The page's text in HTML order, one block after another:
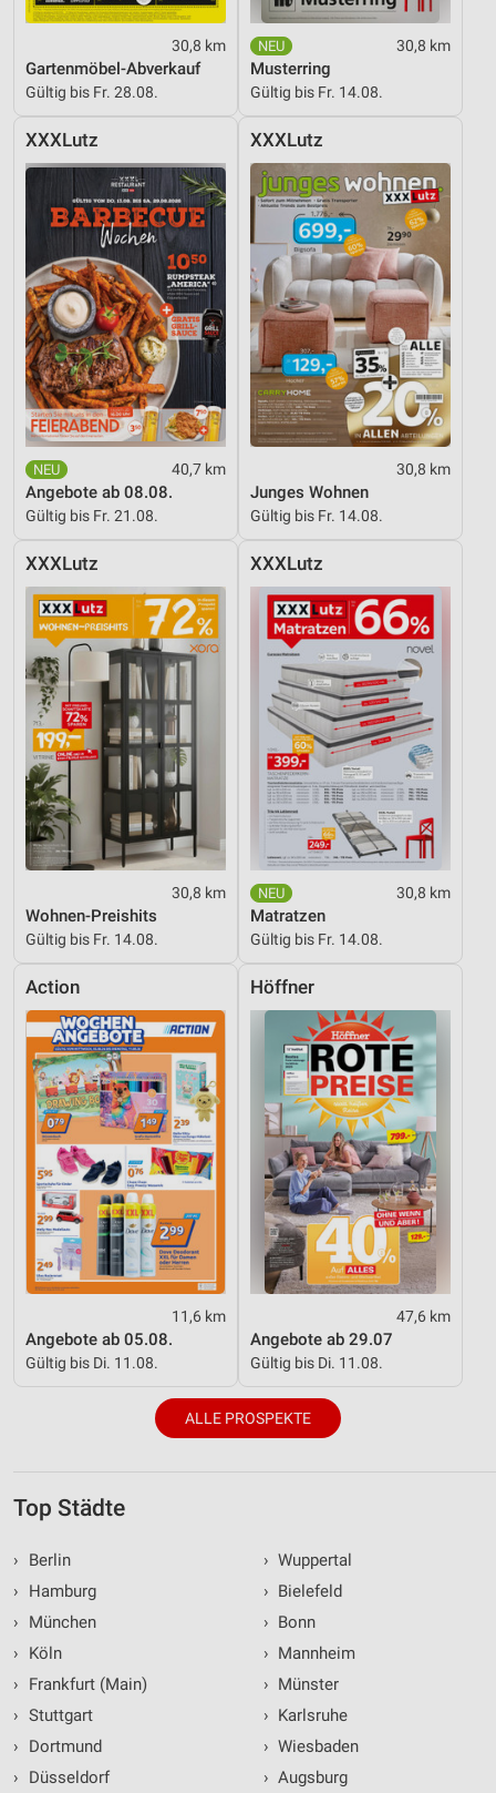
30,8 km
Gartenmöbel-Abverkauf
Gültig bis Fr. 28.08.
30,8 km
Musterring
Gültig bis Fr. 14.08.
XXXLutz
40,7 km
Angebote ab 08.08.
Gültig bis Fr. 21.08.
XXXLutz
30,8 km
Junges Wohnen
Gültig bis Fr. 14.08.
XXXLutz
30,8 km
Wohnen-Preishits
Gültig bis Fr. 14.08.
XXXLutz
30,8 km
Matratzen
Gültig bis Fr. 14.08.
Action
11,6 km
Angebote ab 05.08.
Gültig bis Di. 11.08.
Höffner
47,6 km
Angebote ab 29.07
Gültig bis Di. 11.08.
ALLE PROSPEKTE
Top Städte
›
Berlin
›
Hamburg
›
München
›
Köln
›
Frankfurt (Main)
› Stuttgart
›
Dortmund
›
Düsseldorf
› Wuppertal
› Bielefeld
› Bonn
› Mannheim
› Münster
› Karlsruhe
› Wiesbaden
› Augsburg